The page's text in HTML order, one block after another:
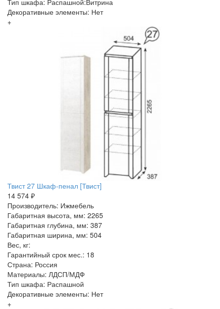
Тип шкафа: Распашной:Витрина
Декоративные элементы: Нет
+
Твист 27 Шкаф-пенал [Твист]
14 574 ₽
Производитель: Ижмебель
Габаритная высота, мм: 2265
Габаритная глубина, мм: 387
Габаритная ширина, мм: 504
Вес, кг:
Гарантийный срок мес.: 18
Страна: Россия
Материалы: ЛДСП/МДФ
Тип шкафа: Распашной
Декоративные элементы: Нет
+